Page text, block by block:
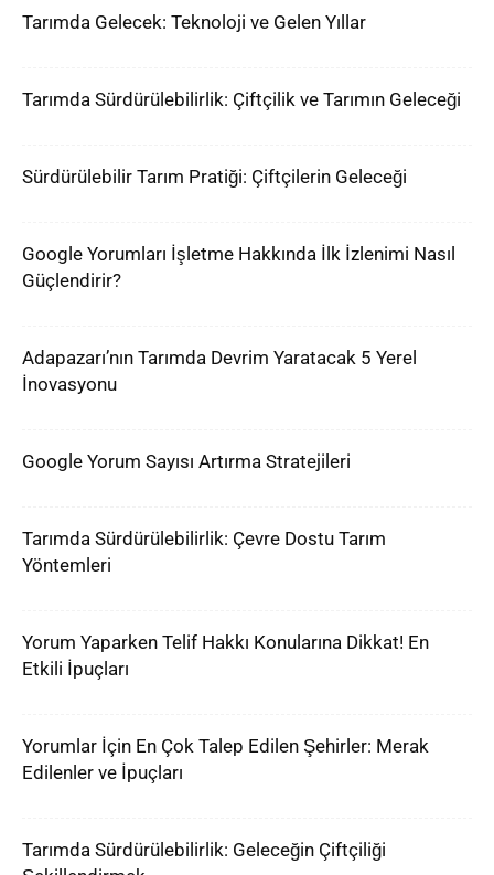
Tarımda Gelecek: Teknoloji ve Gelen Yıllar
Tarımda Sürdürülebilirlik: Çiftçilik ve Tarımın Geleceği
Sürdürülebilir Tarım Pratiği: Çiftçilerin Geleceği
Google Yorumları İşletme Hakkında İlk İzlenimi Nasıl
Güçlendirir?
Adapazarı’nın Tarımda Devrim Yaratacak 5 Yerel
İnovasyonu
Google Yorum Sayısı Artırma Stratejileri
Tarımda Sürdürülebilirlik: Çevre Dostu Tarım
Yöntemleri
Yorum Yaparken Telif Hakkı Konularına Dikkat! En
Etkili İpuçları
Yorumlar İçin En Çok Talep Edilen Şehirler: Merak
Edilenler ve İpuçları
Tarımda Sürdürülebilirlik: Geleceğin Çiftçiliği